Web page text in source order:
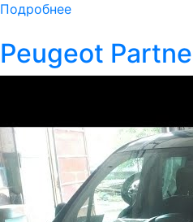
Подробнее
Peugeot